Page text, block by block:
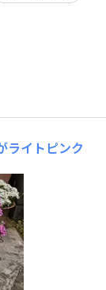
ライトピンク